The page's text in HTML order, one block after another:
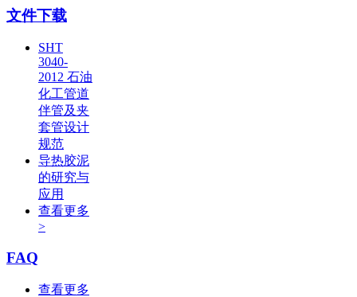
文件下载
SHT
3040-
2012 石油
化工管道
伴管及夹
套管设计
规范
导热胶泥
的研究与
应用
查看更多
>
FAQ
查看更多